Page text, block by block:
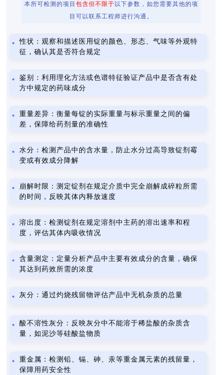
本所可检测的项目 包含但不限于 以下参数，如您需要其他的项
目可以联系工程师进行沟通。
性状：观察和描述医用锭的颜色、形态、气味等外观特
征，确认其是否符合规定
鉴别：利用理化方法或色谱特征验证产品中是否含有处
方中规定的药味成分
重量差异：衡量每锭的实际重量与标示重量之间的偏
差，保障给药剂量的准确性
水分：检测产品中的含水量，防止水分过高导致锭剂霉
变或有效成分降解
崩解时限：测定锭剂在规定介质中完全崩解成碎粒所需
的时间，反映其体内释放速度
溶出度：检测锭剂在规定溶剂中主药的溶出速率和程
度，评估其体内吸收情况
含量测定：定量分析产品中主要有效成分的含量，确保
其达到药效所需的浓度
灰分：通过灼烧残留物评估产品中无机杂质的总量
酸不溶性灰分：反映灰分中不能溶于稀盐酸的杂质含
量，如泥沙等硅酸盐物质
重金属：检测铅、镉、砷、汞等重金属元素的残留量，
保障用药安全性